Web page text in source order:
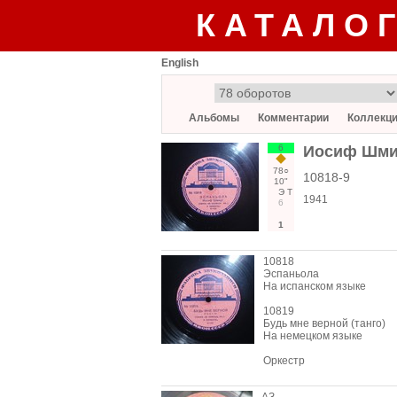
English
Альбомы Комментарии
6
78○
10"
Э Т
6
1
Иосиф
10818-9
1941
10818
Эспаньола
На испанском языке
10819
Будь мне верной (танго)
На немецком языке
Оркестр